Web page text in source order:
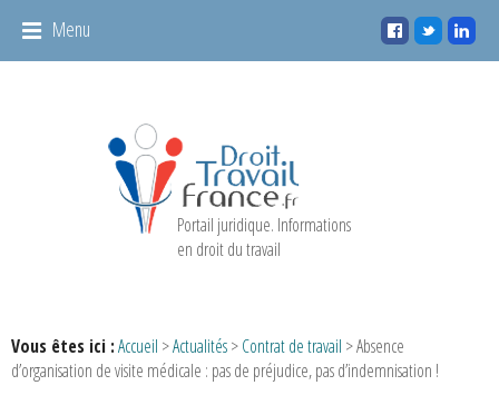
Menu
Portail juridique. Informations
en droit du travail
Vous êtes ici :Accueil >Actualités>Contrat de travail > Absence
d’organisation de visite médicale : pas de préjudice, pas d’indemnisation !